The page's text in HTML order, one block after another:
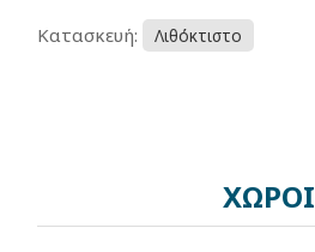
Κατασκευή: Λιθόκτιστο
ΧΩΡΟΙ